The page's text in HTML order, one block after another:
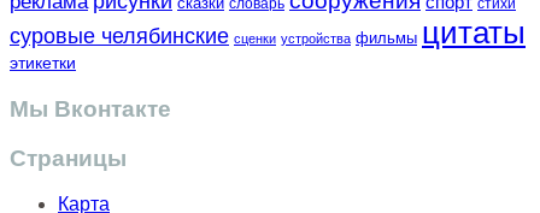
сказки словарь стихи
суровые челябинские сценки устройства фильмы цитаты
этикетки
Мы Вконтакте
Страницы
Карта